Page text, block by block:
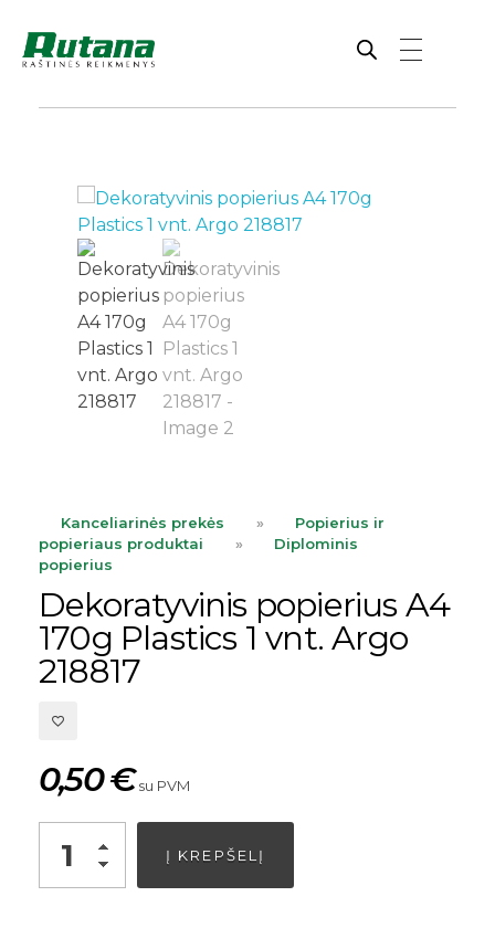
Kanceliarinės prekės »
Popierius ir
popieriaus produktai
»
Diplominis
popierius
Dekoratyvinis popierius A4
170g Plastics 1 vnt. Argo
218817
0,50€ su PVM
Į KREPŠELĮ